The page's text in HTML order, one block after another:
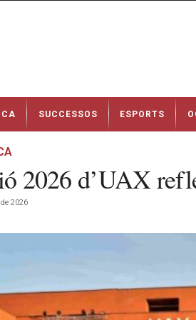
SUCCESSOS ESPORTS
2026 d’UAX
2026